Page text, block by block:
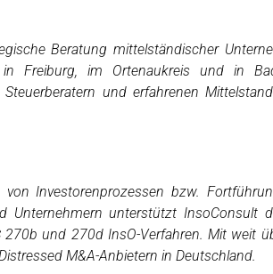
Beratung mittelständischer
Freiburg, im Ortenaukreis und in
Steuerberatern und erfahrenen
Investorenprozessen bzw.
Unternehmern unterstützt InsoConsult
270b und 270d InsO-Verfahren. Mit weit
M&A-Anbietern in Deutschland.